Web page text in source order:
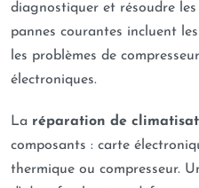
diagnostiquer et résoudre
pannes courantes incluent
les problèmes de
électroniques.
La réparation de
composants : carte
thermique ou compresseur.